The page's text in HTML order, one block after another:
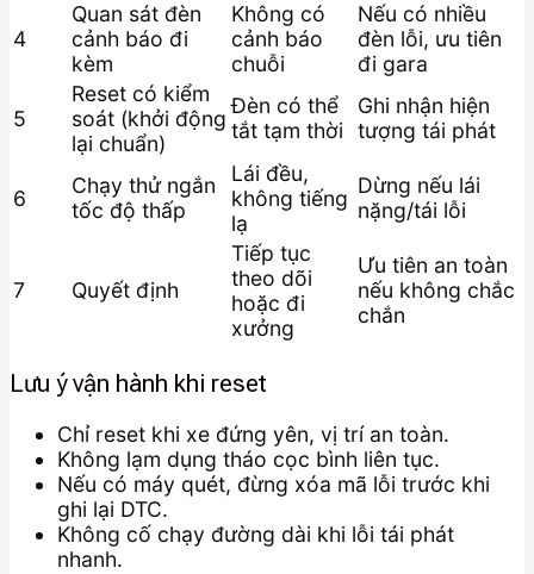
4
Quan sát đèn
cảnh báo đi
kèm
Không có
cảnh báo
chuỗi
Nếu có nhiều
đèn lỗi, ưu tiên
đi gara
5
Reset có kiểm
soát (khởi động
lại chuẩn)
Đèn có thể
tắt tạm thời
Ghi nhận hiện
tượng tái phát
6
Chạy thử ngắn
tốc độ thấp
Lái đều,
không tiếng
lạ
Dừng nếu lái
nặng/tái lỗi
7 Quyết định
Tiếp tục
theo dõi
hoặc đi
xưởng
Ưu tiên an toàn
nếu không chắc
chắn
Lưu ý vận hành khi reset
Chỉ reset khi xe đứng yên, vị trí an toàn.
Không lạm dụng tháo cọc bình liên tục.
Nếu có máy quét, đừng xóa mã lỗi trước khi
ghi lại DTC.
Không cố chạy đường dài khi lỗi tái phát
nhanh.